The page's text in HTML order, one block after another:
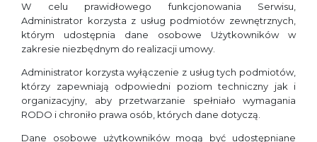
W celu prawidłowego funkcjonowania Serwisu,
Administrator korzysta z usług podmiotów zewnętrznych,
którym udostępnia dane osobowe Użytkowników w
zakresie niezbędnym do realizacji umowy.
Administrator korzysta wyłączenie z usług tych podmiotów,
którzy zapewniają odpowiedni poziom techniczny jak i
organizacyjny, aby przetwarzanie spełniało wymagania
RODO i chroniło prawa osób, których dane dotyczą.
Dane osobowe użytkowników mogą być udostępniane